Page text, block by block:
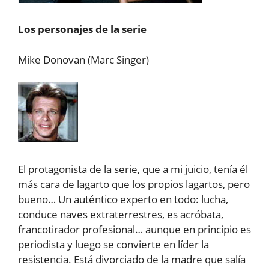
Los personajes de la serie
Mike Donovan (Marc Singer)
El protagonista de la serie, que a mi juicio, tenía él
más cara de lagarto que los propios lagartos, pero
bueno… Un auténtico experto en todo: lucha,
conduce naves extraterrestres, es acróbata,
francotirador profesional… aunque en principio es
periodista y luego se convierte en líder la
resistencia. Está divorciado de la madre que salía